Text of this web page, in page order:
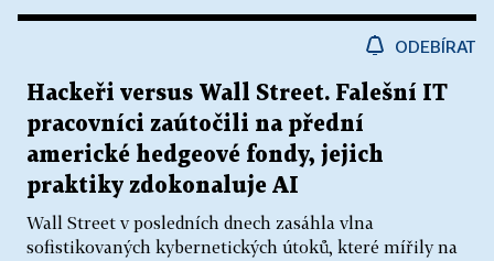
ODEBÍRAT
Hackeři versus Wall Street. Falešní IT
pracovníci zaútočili na přední
americké hedgeové fondy, jejich
praktiky zdokonaluje AI
Wall Street v posledních dnech zasáhla vlna
sofistikovaných kybernetických útoků, které mířily na